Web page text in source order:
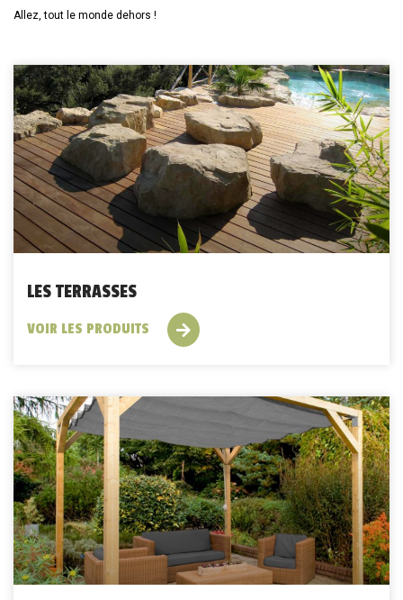
Allez, tout le monde dehors !
LES TERRASSES
VOIR LES PRODUITS